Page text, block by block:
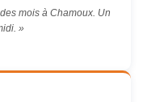
mois à Chamoux. Un
»